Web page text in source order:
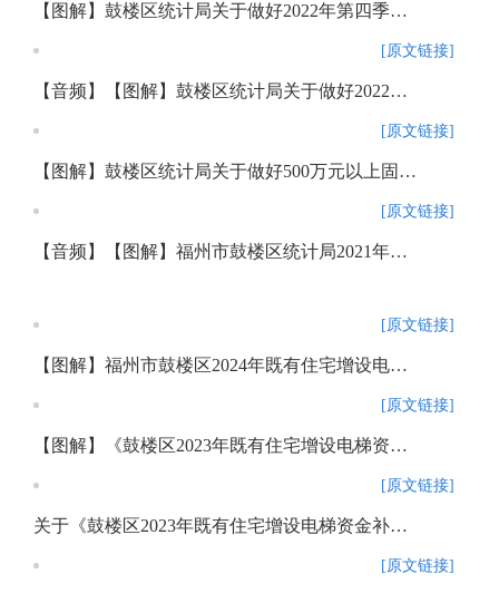
【图解】鼓楼区统计局关于做好2022年第四季度及2023年规模以下服务业企业联网直报工作的通知政策解读
[原文链接]
【音频】【图解】鼓楼区统计局关于做好2022年度规模以上服务业企业联网直报入库工作的通知政策解读
[原文链接]
【图解】鼓楼区统计局关于做好500万元以上固定资产投资项目统计工作的通知
[原文链接]
【音频】【图解】福州市鼓楼区统计局2021年政府信息公开工作年度报告
[原文链接]
【图解】福州市鼓楼区2024年既有住宅增设电梯资金补贴申请
[原文链接]
【图解】《鼓楼区2023年既有住宅增设电梯资金补贴工作方案》
[原文链接]
关于《鼓楼区2023年既有住宅增设电梯资金补贴工作方案》的政策解读
[原文链接]